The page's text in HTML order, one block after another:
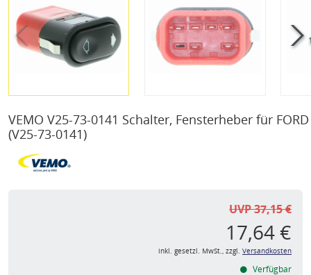
VEMO V25-73-0141 Schalter, Fensterheber für FORD
(V25-73-0141)
UVP 37,15 €
17,64 €
inkl. gesetzl. MwSt., zzgl. Versandkosten
Verfügbar